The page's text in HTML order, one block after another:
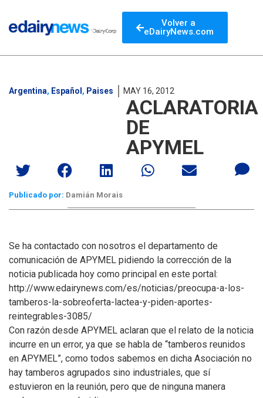
Volver a
eDairyNews.com
Argentina, Español , Paises MAY 16, 2012
ACLARATORIA
DE
APYMEL
Publicado por: Damián Morais
Se ha contactado con nosotros el departamento de
comunicación de APYMEL pidiendo la corrección de la
noticia publicada hoy como principal en este portal:
http://www.edairynews.com/es/noticias/preocupa-a-los-
tamberos-la-sobreoferta-lactea-y-piden-aportes-
reintegrables-3085/
Con razón desde APYMEL aclaran que el relato de la noticia
incurre en un error, ya que se habla de “tamberos reunidos
en APYMEL”, como todos sabemos en dicha Asociación no
hay tamberos agrupados sino industriales, que sí
estuvieron en la reunión, pero que de ninguna manera